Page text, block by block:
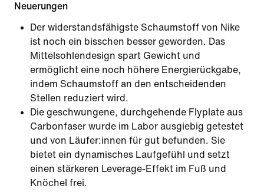
Neuerungen
Der widerstandsfähigste Schaumstoff von Nike
ist noch ein bisschen besser geworden. Das
Mittelsohlendesign spart Gewicht und
ermöglicht eine noch höhere Energierückgabe,
indem Schaumstoff an den entscheidenden
Stellen reduziert wird.
Die geschwungene, durchgehende Flyplate aus
Carbonfaser wurde im Labor ausgiebig getestet
und von Läufer:innen für gut befunden. Sie
bietet ein dynamisches Laufgefühl und setzt
einen stärkeren Leverage-Effekt im Fuß und
Knöchel frei.